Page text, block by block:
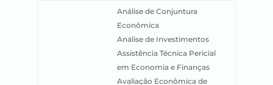
Análise de Conjuntura
Econômica
Análise de Investimentos
Assistência Técnica Pericial
em Economia e Finanças
Avaliação Econômica de